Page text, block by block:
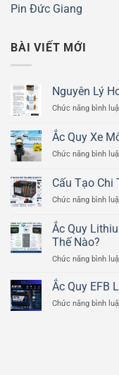
Pin Đức Giang
BÀI VIẾT MỚI
Nguyên Lý
Chức năng bình
Ắc Quy Xe
Chức năng bình
Cấu Tạo Chi
Chức năng bình
Ắc Quy
Thế Nào?
Chức năng bình
Ắc Quy EFB
Chức năng bình